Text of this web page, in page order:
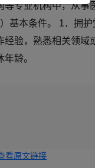
等专业机构中，从
基本条件。 1．拥
验，熟悉相关领
龄。
看原文链接